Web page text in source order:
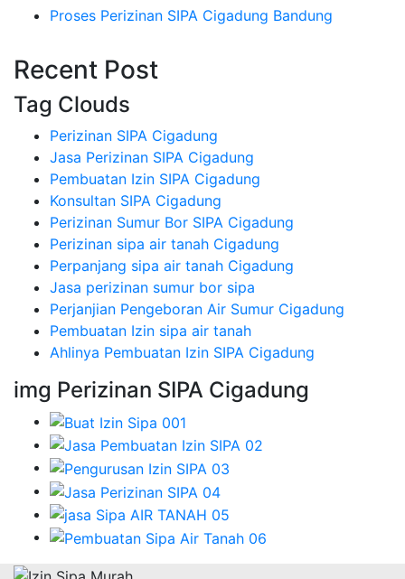
Proses Perizinan SIPA Cigadung Bandung
Recent Post
Tag Clouds
Perizinan SIPA Cigadung
Jasa Perizinan SIPA Cigadung
Pembuatan Izin SIPA Cigadung
Konsultan SIPA Cigadung
Perizinan Sumur Bor SIPA Cigadung
Perizinan sipa air tanah Cigadung
Perpanjang sipa air tanah Cigadung
Jasa perizinan sumur bor sipa
Perjanjian Pengeboran Air Sumur Cigadung
Pembuatan Izin sipa air tanah
Ahlinya Pembuatan Izin SIPA Cigadung
img Perizinan SIPA Cigadung